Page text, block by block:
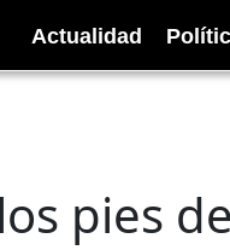
Actualidad
pies